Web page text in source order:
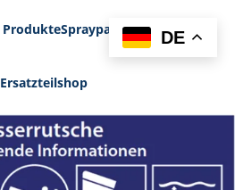
ProdukteSprayparksFunPadNews
Ersatzteilshop
DE